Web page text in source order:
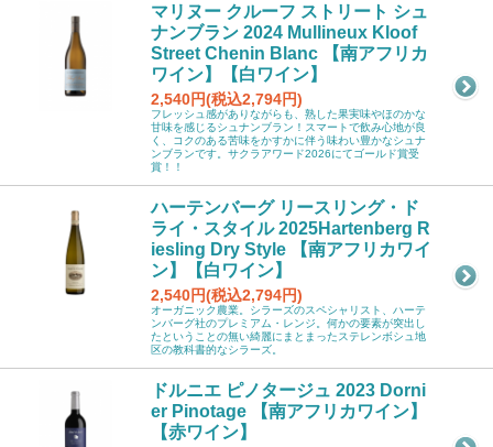
マリヌー クルーフ ストリート シュ
ナンブラン 2024 Mullineux Kloof
Street Chenin Blanc 【南アフリカ
ワイン】【白ワイン】
2,540円(税込2,794円)
フレッシュ感がありながらも、熟した果実味やほのかな
甘味を感じるシュナンブラン！スマートで飲み心地が良
く、コクのある苦味をかすかに伴う味わい豊かなシュナ
ンブランです。サクラアワード2026にてゴールド賞受
賞！！
ハーテンバーグ リースリング・ド
ライ・スタイル 2025Hartenberg R
iesling Dry Style 【南アフリカワイ
ン】【白ワイン】
2,540円(税込2,794円)
オーガニック農業。シラーズのスペシャリスト、ハーテ
ンバーグ社のプレミアム・レンジ。何かの要素が突出し
たということの無い綺麗にまとまったステレンボシュ地
区の教科書的なシラーズ。
ドルニエ ピノタージュ 2023 Dorni
er Pinotage 【南アフリカワイン】
【赤ワイン】